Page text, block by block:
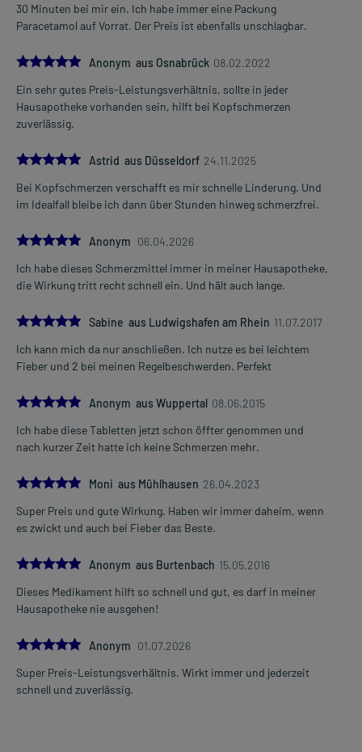
Jugendliche ab 12 Jahren und Erwachsene ab 43 kg Körpergewicht
1-2 Tabletten
im Abstand von 6 Stunden, unabhängig von der Mahlzeit
Die Gesamtdosis sollte nicht ohne Rücksprache mit einem Arzt
oder Apotheker überschritten werden.
Art der Anwendung?
Nehmen Sie das Arzneimittel mit Flüssigkeit (z.B. 1 Glas Wasser)
ein.
Ohne ärztlichen Rat sollten Sie das Arzneimittel nicht länger als 3
wiederkehrenden Beschwerden sollten Sie Ihren Arzt aufsuchen.
Es kann zu einer Vielzahl von Überdosierungserscheinungen
Schläfrigkeit sowie zum Leberkoma. Setzen Sie sich bei dem
Verdacht auf eine Überdosierung umgehend mit einem Arzt in
Einnahme vergessen?
Setzen Sie die Einnahme zum nächsten vorgeschriebenen
Generell gilt: Achten Sie vor allem bei Säuglingen, Kleinkindern und
älteren Menschen auf eine gewissenhafte Dosierung. Im
Zweifelsfalle fragen Sie Ihren Arzt oder Apotheker nach etwaigen
Eine vom Arzt verordnete Dosierung kann von den Angaben der
Packungsbeilage abweichen. Da der Arzt sie individuell abstimmt,
sollten Sie das Arzneimittel daher nach seinen Anweisungen
Gegenanzeigen:
Was spricht gegen eine Anwendung?
30 Minuten bei mir ein. Ich habe immer eine Packung
Paracetamol auf Vorrat. Der Preis ist ebenfalls unschlagbar.
5.0Anonym aus Osnabrück 08.02.2022
Ein sehr gutes Preis-Leistungsverhältnis, sollte in jeder
Hausapotheke vorhanden sein, hilft bei Kopfschmerzen
zuverlässig.
5.0Astrid aus Düsseldorf 24.11.2025
Bei Kopfschmerzen verschafft es mir schnelle Linderung. Und
im Idealfall bleibe ich dann über Stunden hinweg schmerzfrei.
5.0Anonym 06.04.2026
Ich habe dieses Schmerzmittel immer in meiner Hausapotheke,
die Wirkung tritt recht schnell ein. Und hält auch lange.
5.0
Sabine aus Ludwigshafen am Rhein 11.07.2017
Ich kann mich da nur anschließen. Ich nutze es bei leichtem
Fieber und 2 bei meinen Regelbeschwerden. Perfekt
5.0Anonym aus Wuppertal 08.06.2015
Ich habe diese Tabletten jetzt schon öffter genommen und
nach kurzer Zeit hatte ich keine Schmerzen mehr.
5.0
Moni aus Mühlhausen 26.04.2023
Super Preis und gute Wirkung. Haben wir immer daheim, wenn
es zwickt und auch bei Fieber das Beste.
5.0Anonym aus Burtenbach 15.05.2016
Dieses Medikament hilft so schnell und gut, es darf in meiner
Hausapotheke nie ausgehen!
5.0Anonym 01.07.2026
Super Preis-Leistungsverhältnis. Wirkt immer und jederzeit
schnell und zuverlässig.